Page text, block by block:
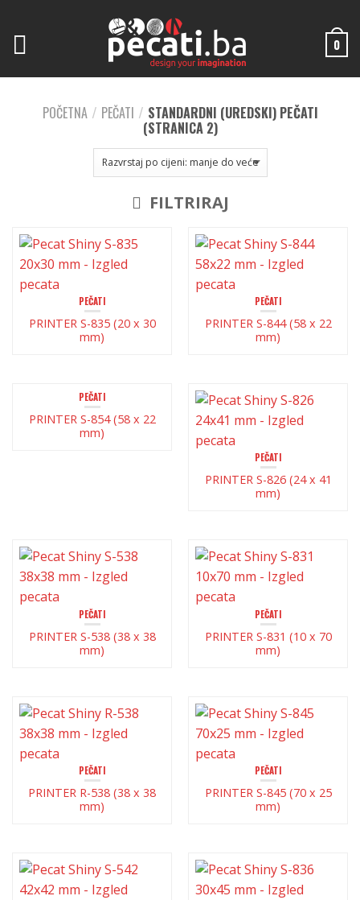
0
POČETNA / PEČATI / STANDARDNI (UREDSKI) PEČATI
(STRANICA 2)
FILTRIRAJ
PEČATI
PRINTER S-835 (20 x 30
mm)
PEČATI
PRINTER S-844 (58 x 22
mm)
PEČATI
PRINTER S-854 (58 x 22
mm)
PEČATI
PRINTER S-826 (24 x 41
mm)
PEČATI
PRINTER S-538 (38 x 38
mm)
PEČATI
PRINTER S-831 (10 x 70
mm)
PEČATI
PRINTER R-538 (38 x 38
mm)
PEČATI
PRINTER S-845 (70 x 25
mm)